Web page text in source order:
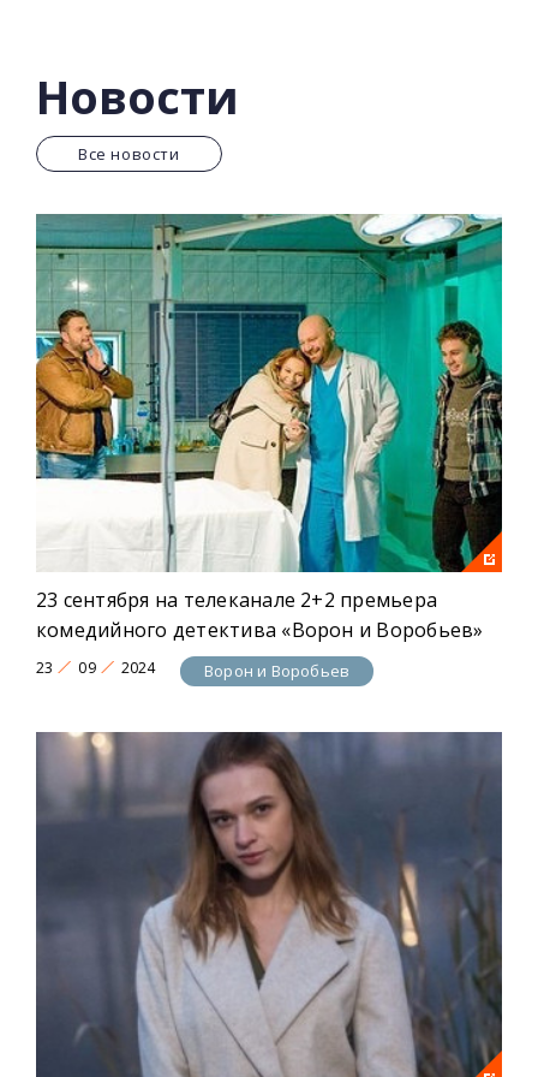
дел и методы расследования, ожесточенные враги
должны стать партнерами, чтобы найти бандитский
сейф с 50 миллионами долларов.
Владимир Ращук, Оксана-Таисия Щурук.Также в
сериале «Ворон и Воробьев» снимались Дмитрий
Суржиков, Татьяна Малкова, Екатерина Руда и
другие. Режиссер – Александр Сальников.
Съемка сериала «Ворон и Воробьев» проходила в
конце 2021 года.
Год премьеры: 2024
Новости
Все новости
23 сентября на телеканале 2+2 премьера
комедийного детектива «Ворон и Воробьев»
23 09 2024 Ворон и Воробьев